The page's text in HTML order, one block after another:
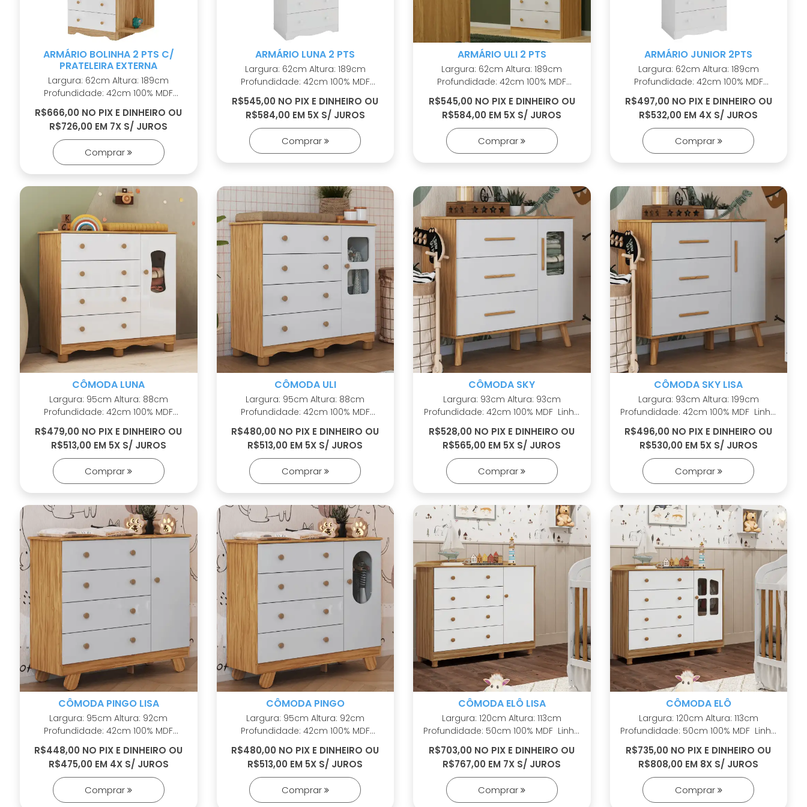
ARMÁRIO BOLINHA 2 PTS C/
PRATELEIRA EXTERNA
Largura: 62cm Altura: 189cm
Profundidade: 42cm 100% MDF
Cabideiro metálico Puxadores em
ABS 2 opções de rodapé
Corrediças telescópicas Portas
com PETG cristal Sistema
antitombamento
R$666,00 NO PIX E DINHEIRO OU
R$726,00 EM 7X S/ JUROS
Comprar
ARMÁRIO LUNA 2 PTS
Largura: 62cm Altura: 189cm
Profundidade: 42cm 100% MDF
Cabideiro metálico Puxadores em
ABS 2 opções de rodapé
Corrediças telescópicas Portas
com PETG cristal Sistema
antitombamento
R$545,00 NO PIX E DINHEIRO OU
R$584,00 EM 5X S/ JUROS
Comprar
ARMÁRIO ULI 2 PTS
Largura: 62cm Altura: 189cm
Profundidade: 42cm 100% MDF
Cabideiro metálico Puxadores em
ABS 2 opções de rodapé
Corrediças telescópicas Portas
com PETG cristal Sistema
antitombamento
R$545,00 NO PIX E DINHEIRO OU
R$584,00 EM 5X S/ JUROS
Comprar
ARMÁRIO JUNIOR 2PTS
Largura: 62cm Altura: 189cm
Profundidade: 42cm 100% MDF
Cabideiro metálico Puxadores em
ABS 2 opções de rodapé
Corrediças telescópicas Sistema
antitombamento
R$497,00 NO PIX E DINHEIRO OU
R$532,00 EM 4X S/ JUROS
Comprar
CÔMODA LUNA
Largura: 95cm Altura: 88cm
Profundidade: 42cm 100% MDF
Cabideiro metálico Puxadores em
ABS Pés em ABS inclusos Porta com
PETG cristal Corrediças
telescópicas Sistema
antitombamento Tampo com
bordas laqueadas
R$479,00 NO PIX E DINHEIRO OU
R$513,00 EM 5X S/ JUROS
Comprar
CÔMODA ULI
Largura: 95cm Altura: 88cm
Profundidade: 42cm 100% MDF
Cabideiro metálico Puxadores em
ABS Pés em ABS inclusos Porta com
PETG cristal Corrediças
telescópicas Sistema
antitombamento Tampo com
bordas laqueadas
R$480,00 NO PIX E DINHEIRO OU
R$513,00 EM 5X S/ JUROS
Comprar
CÔMODA SKY
Largura: 93cm Altura: 93cm
Profundidade: 42cm 100% MDF Linho
interno Cabideiros metálicos
Sistema antitombamento
Corrediças telescópicas Portas
com PETG cristal Puxadores em MDF
Revestido Pés palito em madeira
maciça
R$528,00 NO PIX E DINHEIRO OU
R$565,00 EM 5X S/ JUROS
Comprar
CÔMODA SKY LISA
Largura: 93cm Altura: 199cm
Profundidade: 42cm 100% MDF Linho
interno Cabideiros metálicos
Sistema antitombamento
Corrediças telescópicas Puxadores
em MDF Revestido Pés palito em
madeira maciça
R$496,00 NO PIX E DINHEIRO OU
R$530,00 EM 5X S/ JUROS
Comprar
CÔMODA PINGO LISA
Largura: 95cm Altura: 92cm
Profundidade: 42cm 100% MDF
Puxadores em ABS Cabideiro
metálico Pés em ABS inclusos
Sistema antitombamento
Corrediças telescópicas Tampo
com bordas laqueadas
R$448,00 NO PIX E DINHEIRO OU
R$475,00 EM 4X S/ JUROS
Comprar
CÔMODA PINGO
Largura: 95cm Altura: 92cm
Profundidade: 42cm 100% MDF
Puxadores em ABS Cabideiro
metálico Pés em ABS inclusos Porta
com PETG cristal Corrediças
telescópicas Sistema
antitombamento Tampo com
R$480,00 NO PIX E DINHEIRO OU
R$513,00 EM 5X S/ JUROS
Comprar
CÔMODA ELÔ LISA
Largura: 120cm Altura: 113cm
Profundidade: 50cm 100% MDF Linho
interno Puxadores em ABS
Cabideiro metálico Corrediças
telescópicas Sistema
antitombamento Tampo com
bordas laqueadas Pés reguláveis
R$703,00 NO PIX E DINHEIRO OU
R$767,00 EM 7X S/ JUROS
Comprar
CÔMODA ELÔ
Largura: 120cm Altura: 113cm
Profundidade: 50cm 100% MDF Linho
interno Puxadores em ABS
Cabideiro metálico Corrediças
telescópicas Portas com PETG
cristal Sistema antitombamento
Tampo com bordas laqueadas
R$735,00 NO PIX E DINHEIRO OU
R$808,00 EM 8X S/ JUROS
Comprar